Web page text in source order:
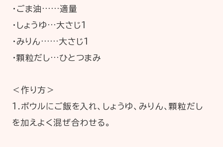
・ごま油……適量
・しょうゆ…大さじ1
・みりん……大さじ1
・顆粒だし…ひとつまみ
＜作り方＞
1.ボウルにご飯を入れ、しょうゆ、みりん、顆粒だし
を加えよく混ぜ合わせる。